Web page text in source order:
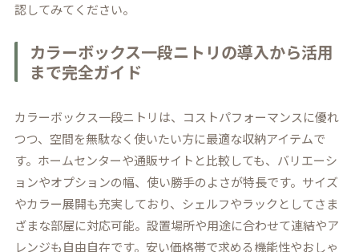
認してみてください。
カラーボックス一段ニトリの導入から活用
まで完全ガイド
カラーボックス一段ニトリは、コストパフォーマンスに優れ
つつ、空間を無駄なく使いたい方に最適な収納アイテムで
す。ホームセンターや通販サイトと比較しても、バリエーシ
ョンやオプションの幅、使い勝手のよさが特長です。サイズ
やカラー展開も充実しており、シェルフやラックとしてさま
ざまな部屋に対応可能。設置場所や用途に合わせて連結やア
レンジも自由自在です。安い価格帯で求める機能性やおしゃ